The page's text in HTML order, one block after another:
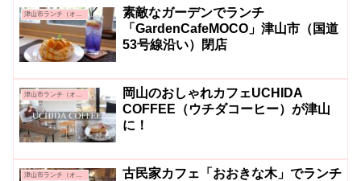
津山市ランチ（オシャレ系・カフェ系）
素敵なガーデンでランチ
「GardenCafeMOCO」津山市（国道
53号線沿い）閉店
津山市ランチ（オシャレ系・カフェ系）
岡山のおしゃれカフェUCHIDA
COFFEE（ウチダコーヒー）が津山
に！
古民家カフェ「おおきな木」でランチ